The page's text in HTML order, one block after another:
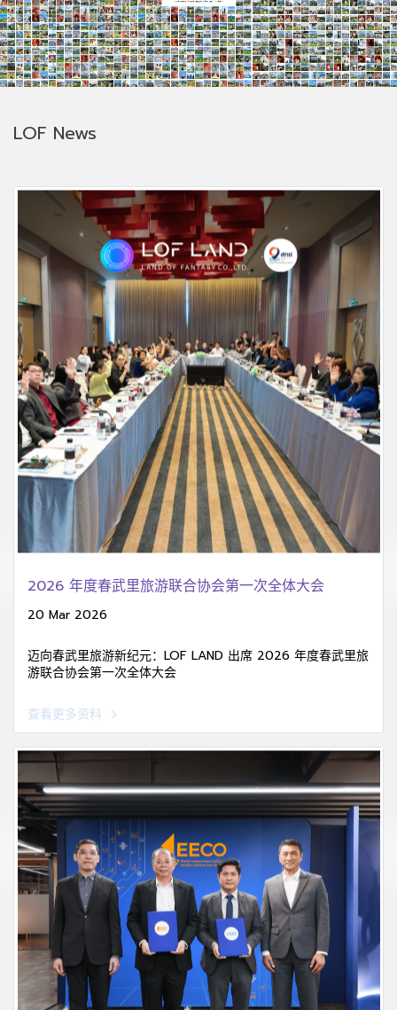
LOF News
2026 年度春武里旅游联合协会第一次全体大会
20 Mar 2026
迈向春武里旅游新纪元：LOF LAND 出席 2026 年度春武里旅
游联合协会第一次全体大会
查看更多资料